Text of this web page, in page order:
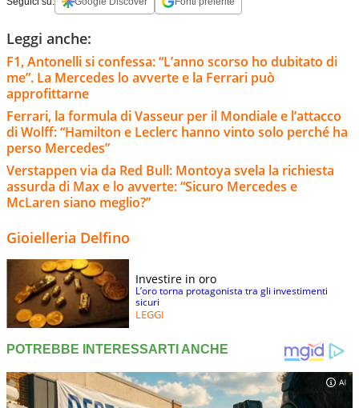
Leggi anche:
F1, Antonelli si confessa: “L’anno scorso ho dubitato di
me”. La Mercedes lo avverte e la Ferrari può
approfittarne
Ferrari, la formula di Vasseur per il Mondiale e l’attacco
di Wolff: “Hamilton e Leclerc hanno vinto solo perché ha
perso Mercedes”
Verstappen via da Red Bull: Montoya svela la richiesta
assurda di Max e lo avverte: “Sicuro Mercedes e
McLaren siano meglio?”
Gioielleria Delfino
Investire in oro
L’oro torna protagonista tra gli investimenti
sicuri
LEGGI